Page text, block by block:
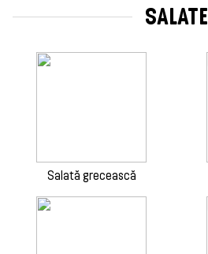
SALATE
Salată grecească